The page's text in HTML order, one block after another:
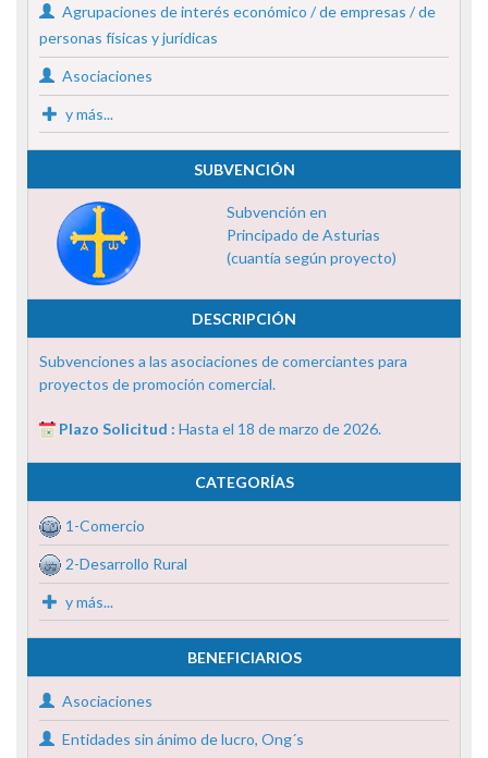
Agrupaciones de interés económico / de empresas / de
personas físicas y jurídicas
Asociaciones
y más...
SUBVENCIÓN
Subvención en
Principado de Asturias
(cuantía según proyecto)
DESCRIPCIÓN
Subvenciones a las asociaciones de comerciantes para
proyectos de promoción comercial.
Plazo Solicitud : Hasta el 18 de marzo de 2026.
CATEGORÍAS
1-Comercio
2-Desarrollo Rural
y más...
BENEFICIARIOS
Asociaciones
Entidades sin ánimo de lucro, Ong´s